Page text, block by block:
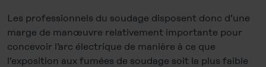
Les professionnels du soudage disposent donc d’une
marge de manœuvre relativement importante pour
concevoir l’arc électrique de manière à ce que
l’exposition aux fumées de soudage soit la plus faible